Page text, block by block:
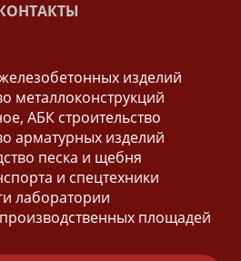
изделий
металлоконструкций
АБК строительство
арматурных изделий
песка и щебня
и спецтехники
лаборатории
площадей